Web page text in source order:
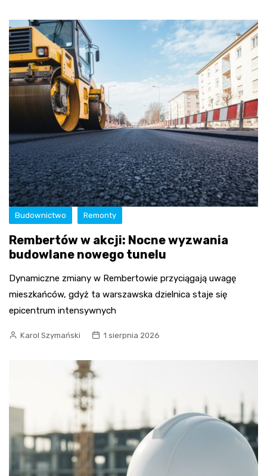
Budownictwo Remonty
Rembertów w akcji: Nocne wyzwania
budowlane nowego tunelu
Dynamiczne zmiany w Rembertowie przyciągają uwagę
mieszkańców, gdyż ta warszawska dzielnica staje się
epicentrum intensywnych
Karol Szymański 1 sierpnia 2026